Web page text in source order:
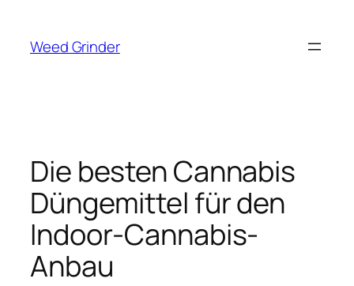
springen
Weed Grinder
Die besten Cannabis
Düngemittel für den
Indoor-Cannabis-
Anbau